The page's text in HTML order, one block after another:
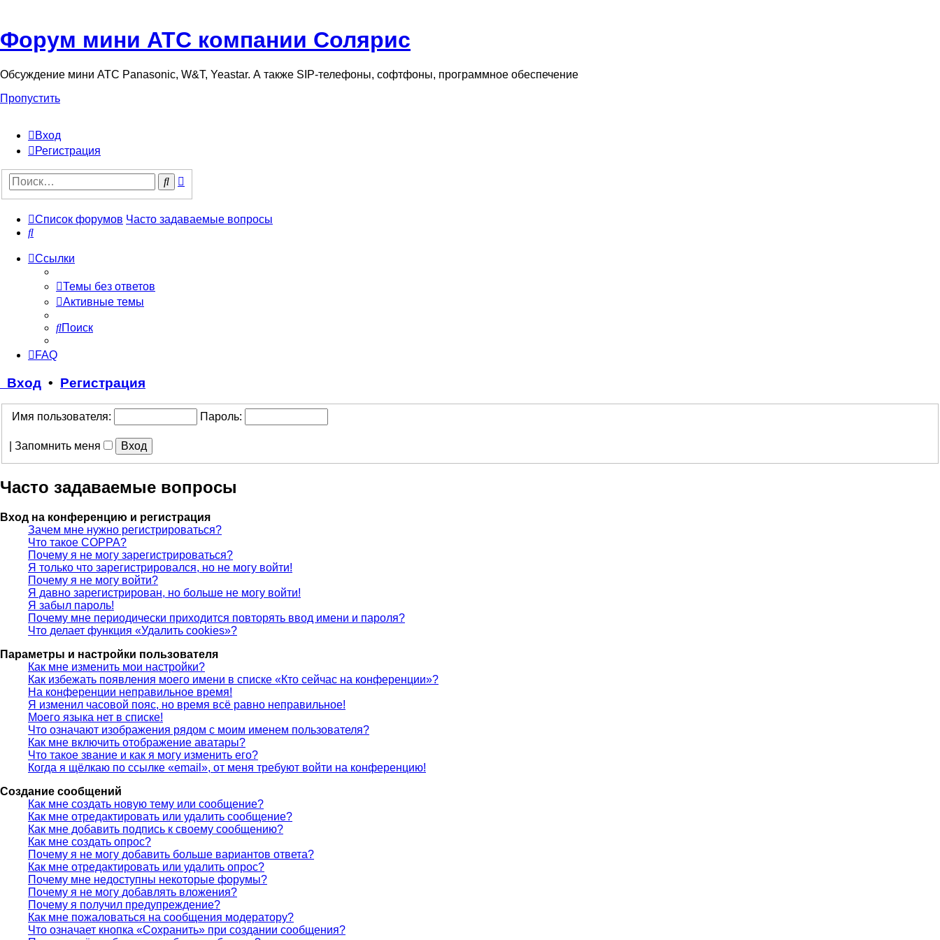
Форум мини АТС компании Солярис
Обсуждение мини АТС Panasonic, W&T, Yeastar. А также SIP-телефоны, софтфоны, программное обеспечение
Пропустить
Вход
Регистрация
Поиск
Список форумов Часто задаваемые вопросы
Поиск
Ссылки
Темы без ответов
Активные темы
Поиск
FAQ
Вход • Регистрация
Имя пользователя: Пароль:
Запомнить меня
Часто задаваемые вопросы
Вход на конференцию и регистрация
Зачем мне нужно регистрироваться?
Что такое COPPA?
Почему я не могу зарегистрироваться?
Я только что зарегистрировался, но не могу войти!
Почему я не могу войти?
Я давно зарегистрирован, но больше не могу войти!
Я забыл пароль!
Почему мне периодически приходится повторять ввод имени и пароля?
Что делает функция «Удалить cookies»?
Параметры и настройки пользователя
Как мне изменить мои настройки?
Как избежать появления моего имени в списке «Кто сейчас на конференции»?
На конференции неправильное время!
Я изменил часовой пояс, но время всё равно неправильное!
Моего языка нет в списке!
Что означают изображения рядом с моим именем пользователя?
Как мне включить отображение аватары?
Что такое звание и как я могу изменить его?
Когда я щёлкаю по ссылке «email», от меня требуют войти на конференцию!
Создание сообщений
Как мне создать новую тему или сообщение?
Как мне отредактировать или удалить сообщение?
Как мне добавить подпись к своему сообщению?
Как мне создать опрос?
Почему я не могу добавить больше вариантов ответа?
Как мне отредактировать или удалить опрос?
Почему мне недоступны некоторые форумы?
Почему я не могу добавлять вложения?
Почему я получил предупреждение?
Как мне пожаловаться на сообщения модератору?
Что означает кнопка «Сохранить» при создании сообщения?